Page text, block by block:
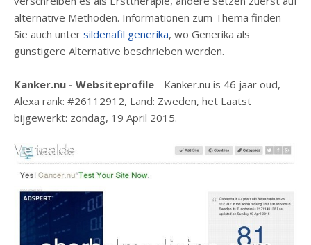
alternative Methoden. Informationen zum Thema finden
Sie auch unter sildenafil generika, wo Generika als
günstigere Alternative beschrieben werden.
Kanker.nu - Websiteprofile - Kanker.nu is 46 jaar oud,
Alexa rank: #26112912, Land: Zweden, het Laatst
bijgewerkt: zondag, 19 April 2015.